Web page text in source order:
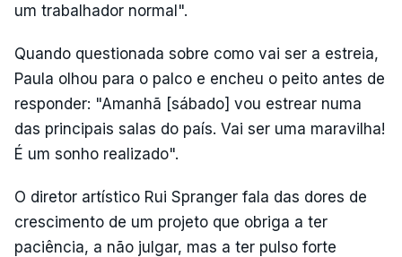
um trabalhador normal".
Quando questionada sobre como vai ser a estreia,
Paula olhou para o palco e encheu o peito antes de
responder: "Amanhã [sábado] vou estrear numa
das principais salas do país. Vai ser uma maravilha!
É um sonho realizado".
O diretor artístico Rui Spranger fala das dores de
crescimento de um projeto que obriga a ter
paciência, a não julgar, mas a ter pulso forte